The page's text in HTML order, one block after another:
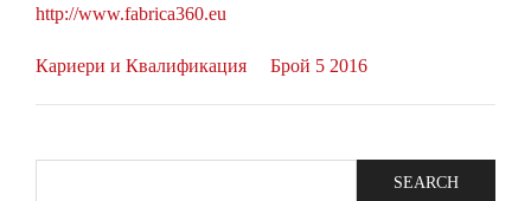
http://www.fabrica360.eu
Кариери и Квалификация Брой 5 2016